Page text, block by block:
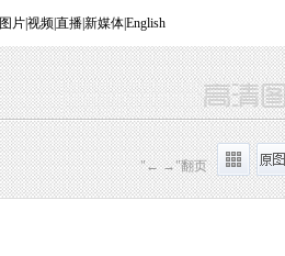
图片|视频|直播|新媒体|English
"← →"翻页